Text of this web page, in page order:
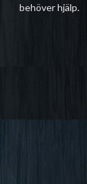
behöver hjälp.